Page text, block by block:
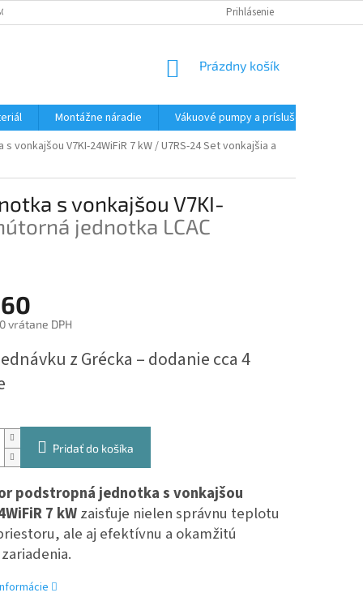
PODMIENKY - MALOOBCHODNÉ PODMIENKY OCHRANY
Prihlásenie
NÁKUPNÝ
Prázdny košík
Montážne náradie Vákuové pumpy a príslušenstvo
vonkajšou V7KI-24WiFiR 7 kW / U7RS-24Set vonkajšia a
s vonkajšou V7KI-
jednotka LCAC
vrátane DPH
z Grécka – dodanie cca 4
Pridať do košíka
podstropná jednotka s vonkajšou
7 kWzaisťuje nielen správnu teplotu
ale aj efektívnu a okamžitú